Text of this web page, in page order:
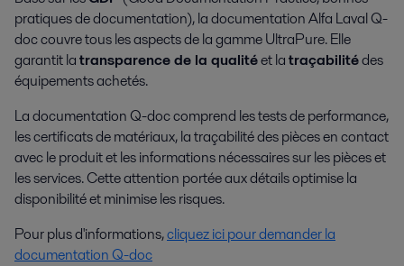
pratiques de documentation), la documentation Alfa Laval Q-
doc couvre tous les aspects de la gamme UltraPure. Elle
garantit latransparence de la qualitéet latraçabilitédes
équipements achetés.
La documentation Q-doc comprend les tests de performance,
les certificats de matériaux, la traçabilité des pièces en contact
avec le produit et les informations nécessaires sur les pièces et
les services. Cette attention portée aux détails optimise la
disponibilité et minimise les risques.
Pour plus d'informations,cliquez ici pour demander la
documentation Q-doc